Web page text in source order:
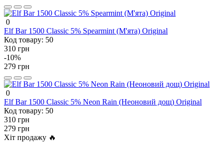
0
Elf Bar 1500 Classic 5% Spearmint (М'ята) Original
Код товару: 50
310 грн
-10%
279 грн
0
Elf Bar 1500 Classic 5% Neon Rain (Неоновий дощ) Original
Код товару: 50
310 грн
279 грн
Хіт продажу 🔥